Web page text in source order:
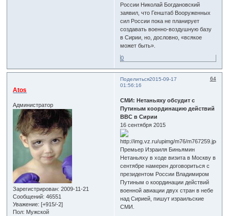
России Николай Богдановский
заявил, что Генштаб Вооруженных
сил России пока не планирует
создавать военно-воздушную базу
в Сирии, но, дословно, «всякое
может быть».
0
Поделиться 64
2015-09-17
01:56:16
Atos
Администратор
Зарегистрирован: 2009-11-21
Сообщений: 46551
Уважение: [+915/-2]
Пол: Мужской
СМИ: Нетаньяху обсудит с
Путиным координацию действий
ВВС в Сирии
16 сентября 2015
Премьер Израиля Биньямин
Нетаньяху в ходе визита в Москву в
сентябре намерен договориться с
президентом России Владимиром
Путиным о координации действий
военной авиации двух стран в небе
над Сирией, пишут израильские
СМИ.